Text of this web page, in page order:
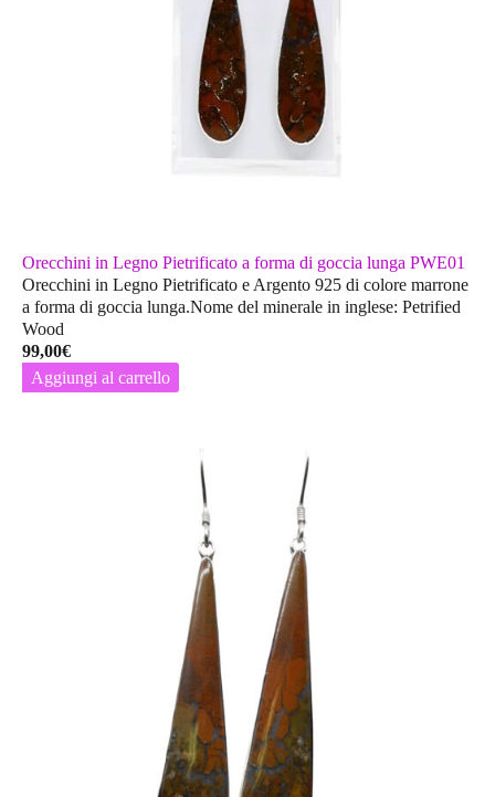
Orecchini in Legno Pietrificato a forma di goccia lunga PWE01
Orecchini in Legno Pietrificato e Argento 925 di colore marrone
a forma di goccia lunga.Nome del minerale in inglese: Petrified
Wood
99,00€
Aggiungi al carrello